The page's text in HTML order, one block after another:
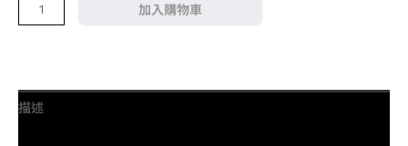
加入購物車
描述